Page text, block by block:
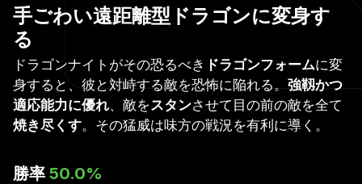
手ごわい遠距離型ドラゴンに変身す
る
ドラゴンナイトがその恐るべき ドラゴンフォームに変
身すると、彼と対峙する敵を恐怖に陥れる。強靱かつ
適応能力に優れ、敵をスタンさせて目の前の敵を全て
焼き尽くす。その猛威は味方の戦況を有利に導く。
勝率 50.0%